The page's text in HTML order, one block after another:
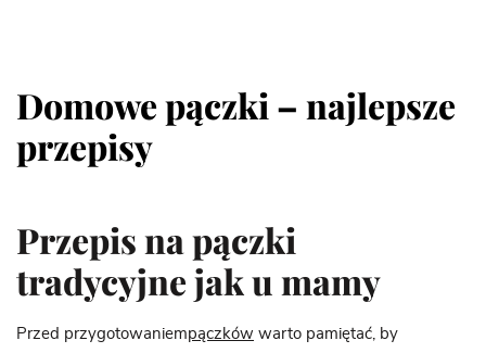
Domowe pączki – najlepsze
przepisy
Przepis na pączki
tradycyjne jak u mamy
Przed przygotowaniempączków warto pamiętać, by